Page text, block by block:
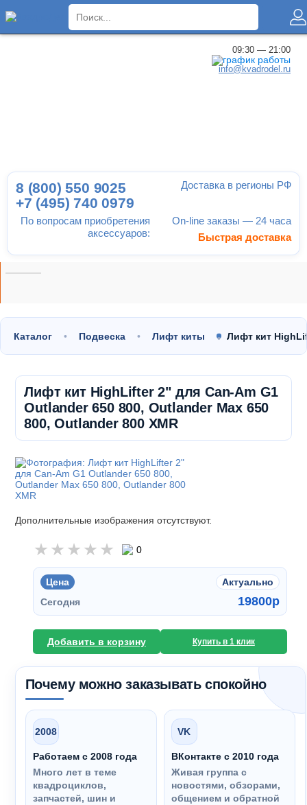
09:30 — 21:00
info@kvadrodel.ru
По вопросам приобретения
аксессуаров:
8 (800) 550 9025
+7 (495) 740 0979
Доставка в регионы РФ
On-line заказы — 24 часа
Быстрая доставка
Каталог Подвеска Лифт киты Лифт кит
Лифт кит HighLifter 2" для Can-Am G1
Outlander 650 800, Outlander Max 650
800, Outlander 800 XMR
Дополнительные изображения отсутствуют.
0
Цена
Актуально
Сегодня
19800p
Добавить в корзину Купить в 1 клик
Почему можно заказывать спокойно
2008
Работаем с 2008 года
Много лет в теме
квадроциклов,
запчастей, шин и
VK
ВКонтакте с 2010 года
Живая группа с
новостями, обзорами,
общением и обратной
×